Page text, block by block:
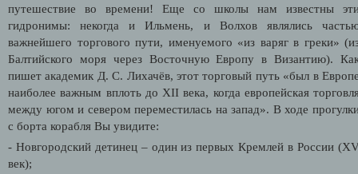
путешествие во времени! Еще со школы нам известны
гидронимы: некогда и Ильмень, и Волхов являлись
важнейшего торгового пути, именуемого «из варяг в греки»
Балтийского моря через Восточную Европу в Византию).
пишет академик Д. С. Лихачёв, этот торговый путь «был в
наиболее важным вплоть до XII века, когда европейская
между югом и севером переместилась на запад». В ходе
с борта корабля Вы увидите:
- Новгородский детинец – один из первых Кремлей в России
век);